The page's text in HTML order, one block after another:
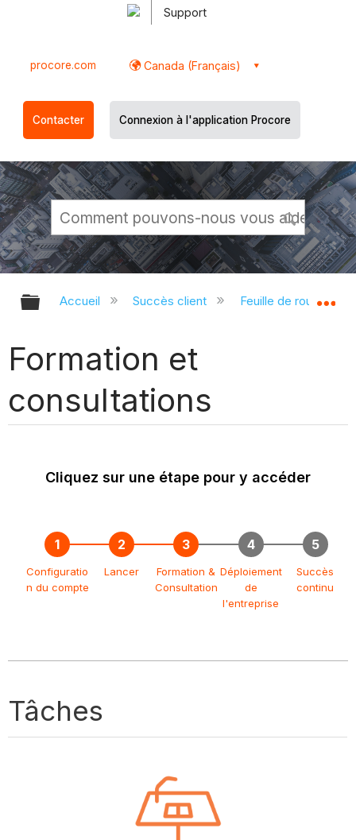
Support
procore.com Canada (Français)
Contacter Connexion à l'application Procore
Développer/réduire la hiérarchie
Accueil Succès client Feuille de route
Formation et
consultations
Cliquez sur une étape pour y accéder
Configuratio
n du compte
Lancer
Formation &
Consultation
Déploiement
de
l'entreprise
Succès
continu
Tâches